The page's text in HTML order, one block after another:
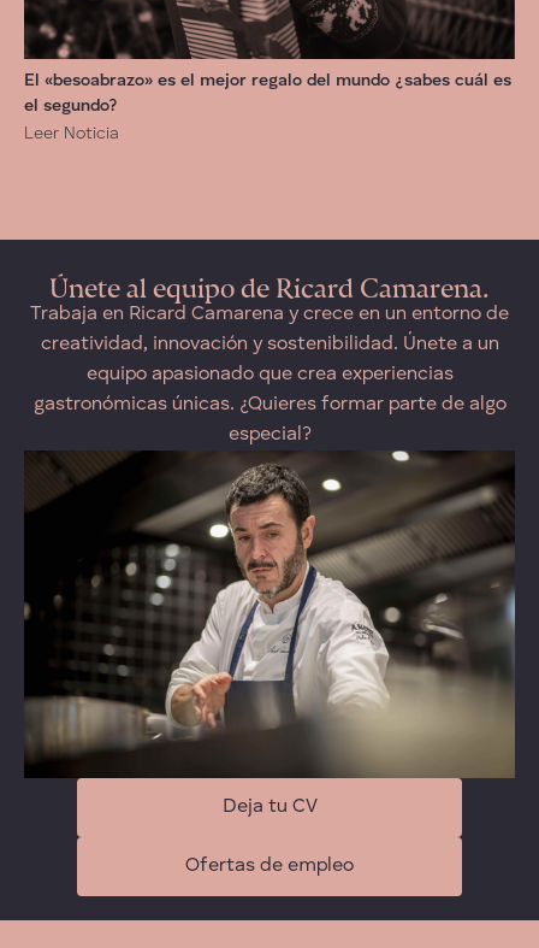
El «besoabrazo» es el mejor regalo del mundo ¿sabes cuál es
el segundo?
Leer Noticia
Únete al equipo de Ricard Camarena.
Trabaja en Ricard Camarena y crece en un entorno de
creatividad, innovación y sostenibilidad. Únete a un
equipo apasionado que crea experiencias
gastronómicas únicas. ¿Quieres formar parte de algo
especial?
Deja tu CV
Ofertas de empleo